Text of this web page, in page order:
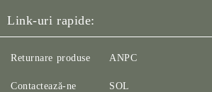
Link-uri rapide:
Returnare produse
Contactează-ne
ANPC
SOL